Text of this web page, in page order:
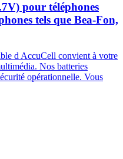
pour téléphones
tels que Bea-Fon,
d AccuCell convient à votre
Nos batteries
opérationnelle. Vous